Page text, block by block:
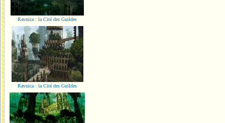
Ravnica : la Cité des Guildes
Ravnica : la Cité des Guildes